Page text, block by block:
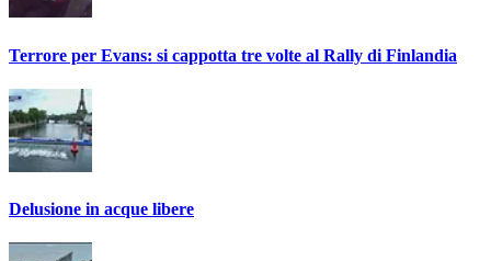
Terrore per Evans: si cappotta tre volte al Rally di Finlandia
Delusione in acque libere